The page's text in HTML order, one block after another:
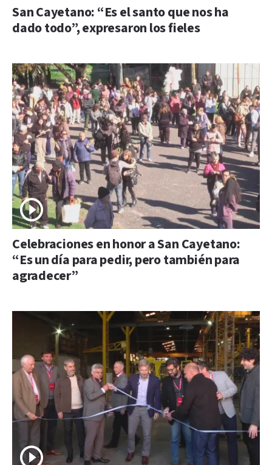
San Cayetano: “Es el santo que nos ha
dado todo”, expresaron los fieles
Celebraciones en honor a San Cayetano:
“Es un día para pedir, pero también para
agradecer”